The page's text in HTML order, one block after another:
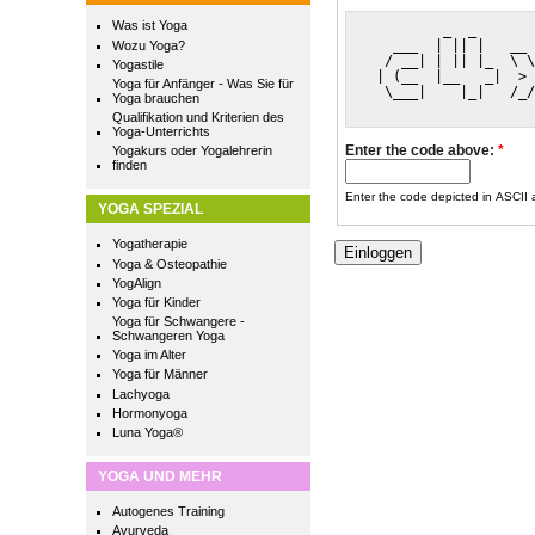
Was ist Yoga
Wozu Yoga?
Yogastile
Yoga für Anfänger - Was Sie für
Yoga brauchen
Qualifikation und Kriterien des
Yoga-Unterrichts
Yogakurs oder Yogalehrerin
finden
YOGA SPEZIAL
Yogatherapie
Yoga & Osteopathie
YogAlign
Yoga für Kinder
Yoga für Schwangere -
Schwangeren Yoga
Yoga im Alter
Yoga für Männer
Lachyoga
Hormonyoga
Luna Yoga®
YOGA UND MEHR
Autogenes Training
Ayurveda
___  | || |   __
/ __| | || |_  \
| (__  |__   _|
\___|    |_|   /
Enter the code above: *
Enter the code depicted in ASCII